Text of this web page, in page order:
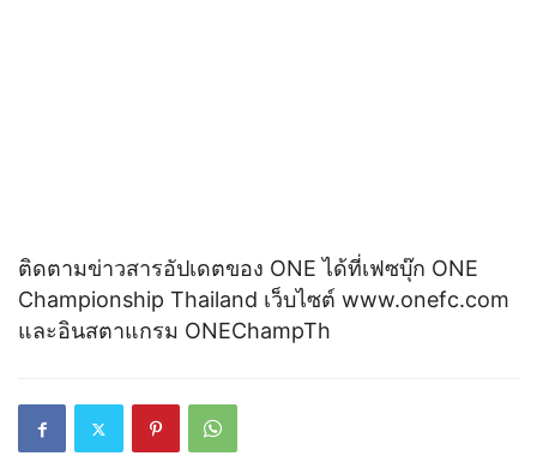
ติดตามข่าวสารอัปเดตของ ONE ได้ที่เฟซบุ๊ก ONE
Championship Thailand เว็บไซต์ www.onefc.com
และอินสตาแกรม ONEChampTh